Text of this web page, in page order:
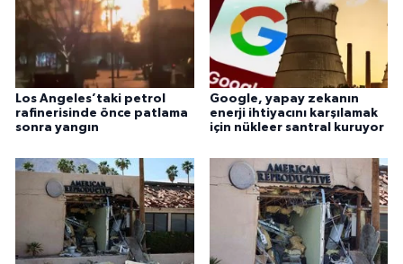
Los Angeles’taki petrol
rafinerisinde önce patlama
sonra yangın
Google, yapay zekanın
enerji ihtiyacını karşılamak
için nükleer santral kuruyor